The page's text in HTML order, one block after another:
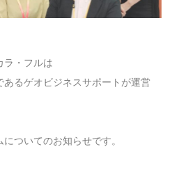
ラ・フルは
るゲオビジネスサポートが運営
ついてのお知らせです。